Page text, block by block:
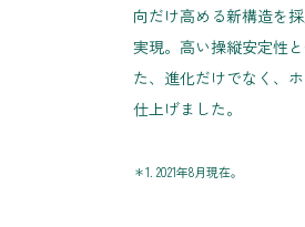
向だけ高める新構造を
実現。高い操縦安定性
た、進化だけでなく、
仕上げました。
＊1. 2021年8月現在。